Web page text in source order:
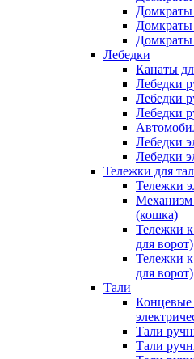
Домкраты
Лебедки
Канаты
Лебедки
Лебедки
Лебедки
Лебедки
Лебедки
Тележки для
Тележки
Механизм
(кошка)
Тележки
для ворот)
Тележки
для ворот)
Тали
Концевые
Тали
Тали